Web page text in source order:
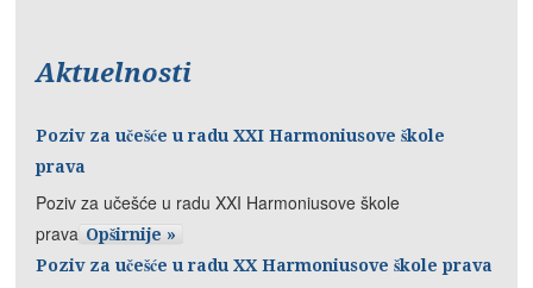
Aktuelnosti
Poziv za učešće u radu XXI Harmoniusove škole
prava
Poziv za učešće u radu XXI Harmoniusove škole
prava Opširnije »
Poziv za učešće u radu XX Harmoniusove škole prava